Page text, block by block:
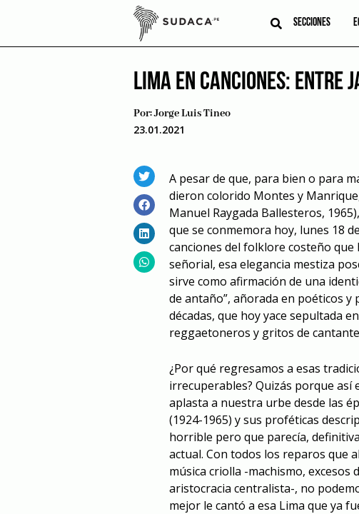
SECCIONES
LIMA EN CANCIONES: ENTRE
Por:Jorge Luis Tineo
23.01.2021
A pesar de que, para bien o para
dieron colorido Montes y
Manuel Raygada Ballesteros,
que se conmemora hoy, lunes 18
canciones del folklore costeño
señorial, esa elegancia mestiza
sirve como afirmación de una
de antaño”, añorada en poéticos y
décadas, que hoy yace sepultada
reggaetoneros y gritos de
¿Por qué regresamos a esas
irrecuperables? Quizás porque así
aplasta a nuestra urbe desde las
(1924-1965) y sus proféticas
horrible pero que parecía,
actual. Con todos los reparos que
música criolla -machismo,
aristocracia centralista-, no
mejor le cantó a esa Lima que ya